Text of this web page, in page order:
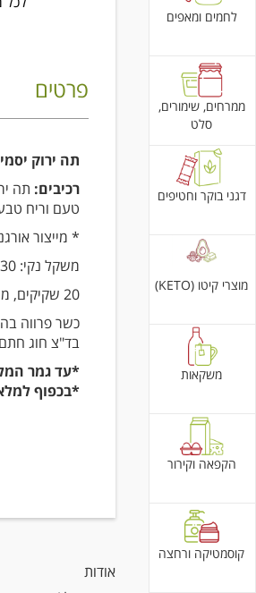
לחמים ומאפים
ממרחים, שימורים,
סלט
דגני בוקר וחטיפים
מוצרי קיטו (KETO)
משקאות
הקפאה וקירור
קוסמטיקה ורחצה
פרטים
תה ירוק
רכיבים:
טעם וריח
* מייצור
משקל נקי: 30 גרם
20 שקיקים, משקל נטו: 1.5 גרם
כשר פרווה
בד"צ חוג
*עד גמר
*בכפוף
אודות